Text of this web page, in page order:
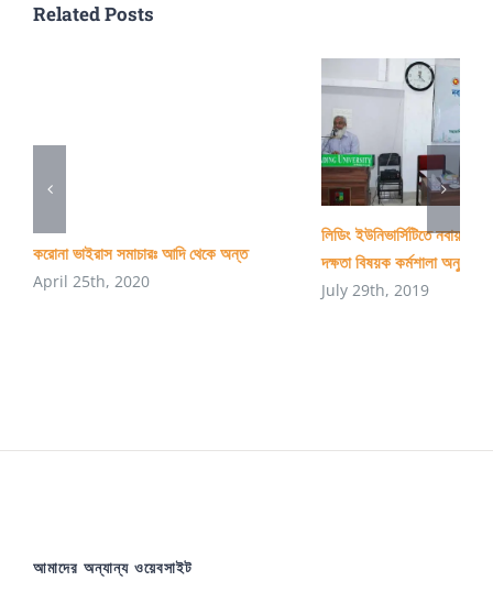
Related Posts
করোনা ভাইরাস সমাচারঃ আদি থেকে অন্ত
April 25th, 2020
লিডিং ইউনিভার্সিটিতে
দক্ষতা বিষয়ক কর্মশালা অনুষ্ঠিত
July 29th, 2019
আমাদের অন্যান্য ওয়েবসাইট